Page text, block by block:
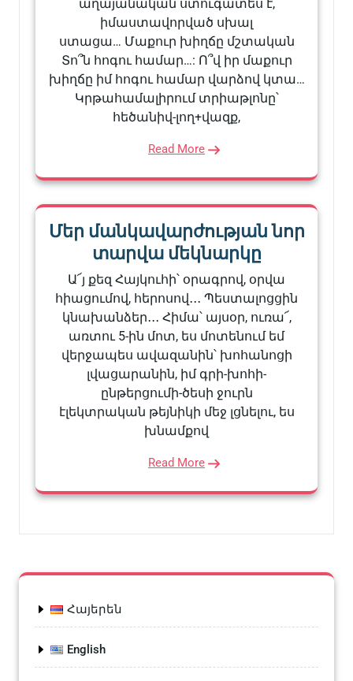
աղայանական ստուգատես է,
իմաստավորված սխալ
ստացա… Մաքուր խիղճը մշտական
Տո՞ն հոգու համար…: Ո՞վ իր մաքուր
խիղճը իմ հոգու համար վարձով կտա…
Կրթահամալիրում տրիաթլոնը՝
հեծանիվ-լող+վազք,
Read More
Մեր մանկավարժության նոր
տարվա մեկնարկը
Ա՜յ քեզ Հայկուհի՝ օրագրով, օրվա
հիացումով, հերոսով․․․ Պեստալոցցին
կնախանձեր․․․ Հիմա՝ այսօր, ուռա՜,
առտու 5-ին մոտ, ես մոտենում եմ
վերջապես ավազանին՝ խոհանոցի
լվացարանին, իմ գրի-խոհի-
ընթերցումի-ծեսի ջուրն
էլեկտրական թեյնիկի մեջ լցնելու, ես
խնամքով
Read More
Հայերեն
English